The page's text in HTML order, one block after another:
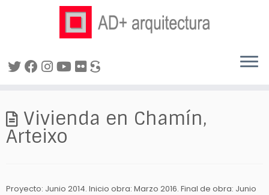
contenidoVivienda en Chamín,
Arteixo
Proyecto: Junio 2014. Inicio obra: Marzo 2016. Final de obra: Junio